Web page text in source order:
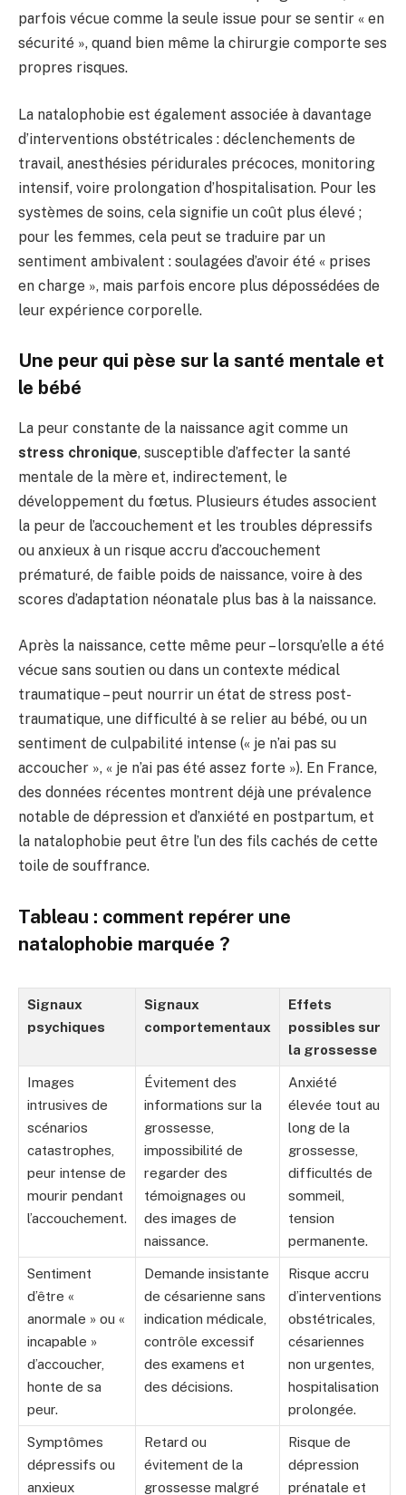
parfois vécue comme la seule issue pour se sentir « en
sécurité », quand bien même la chirurgie comporte ses
propres risques.
La natalophobie est également associée à davantage
d’interventions obstétricales : déclenchements de
travail, anesthésies péridurales précoces, monitoring
intensif, voire prolongation d’hospitalisation. Pour les
systèmes de soins, cela signifie un coût plus élevé ;
pour les femmes, cela peut se traduire par un
sentiment ambivalent : soulagées d’avoir été « prises
en charge », mais parfois encore plus dépossédées de
leur expérience corporelle.
Une peur qui pèse sur la santé mentale et
le bébé
La peur constante de la naissance agit comme un
stress chronique, susceptible d’affecter la santé
mentale de la mère et, indirectement, le
développement du fœtus. Plusieurs études associent
la peur de l’accouchement et les troubles dépressifs
ou anxieux à un risque accru d’accouchement
prématuré, de faible poids de naissance, voire à des
scores d’adaptation néonatale plus bas à la naissance.
Après la naissance, cette même peur – lorsqu’elle a été
vécue sans soutien ou dans un contexte médical
traumatique – peut nourrir un état de stress post-
traumatique, une difficulté à se relier au bébé, ou un
sentiment de culpabilité intense (« je n’ai pas su
accoucher », « je n’ai pas été assez forte »). En France,
des données récentes montrent déjà une prévalence
notable de dépression et d’anxiété en postpartum, et
la natalophobie peut être l’un des fils cachés de cette
toile de souffrance.
Tableau : comment repérer une
natalophobie marquée ?
Signaux
psychiques
Signaux
comportementaux
Effets
possibles sur
la grossesse
Images
intrusives de
scénarios
catastrophes,
peur intense de
mourir pendant
l’accouchement.
Évitement des
informations sur la
grossesse,
impossibilité de
regarder des
témoignages ou
des images de
naissance.
Anxiété
élevée tout au
long de la
grossesse,
difficultés de
sommeil,
tension
permanente.
Sentiment
d’être «
anormale » ou «
incapable »
d’accoucher,
honte de sa
peur.
Demande insistante
de césarienne sans
indication médicale,
contrôle excessif
des examens et
des décisions.
Risque accru
d’interventions
obstétricales,
césariennes
non urgentes,
hospitalisation
prolongée.
Symptômes
dépressifs ou
anxieux
Retard ou
évitement de la
grossesse malgré
Risque de
dépression
prénatale et